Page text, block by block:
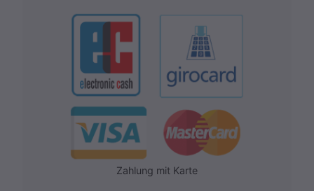
Zahlung mit Karte